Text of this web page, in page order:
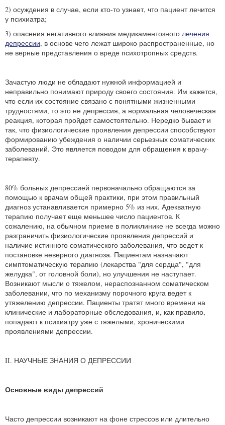
2) осуждения в случае, если кто-то узнает, что пациент лечится
у психиатра;
3) опасения негативного влияния медикаментозного лечения
депрессии, в основе чего лежат широко распространенные, но
не верные представления о вреде психотропных средств.
Зачастую люди не обладают нужной информацией и
неправильно понимают природу своего состояния. Им кажется,
что если их состояние связано с понятными жизненными
трудностями, то это не депрессия, а нормальная человеческая
реакция, которая пройдет самостоятельно. Нередко бывает и
так, что физиологические проявления депрессии способствуют
формированию убеждения о наличии серьезных соматических
заболеваний. Это является поводом для обращения к врачу-
терапевту.
80% больных депрессией первоначально обращаются за
помощью к врачам общей практики, при этом правильный
диагноз устанавливается примерно 5% из них. Адекватную
терапию получает еще меньшее число пациентов. К
сожалению, на обычном приеме в поликлинике не всегда можно
разграничить физиологические проявления депрессий и
наличие истинного соматического заболевания, что ведет к
постановке неверного диагноза. Пациентам назначают
симптоматическую терапию (лекарства "для сердца", "для
желудка", от головной боли), но улучшения не наступает.
Возникают мысли о тяжелом, нераспознанном соматическом
заболевании, что по механизму порочного круга ведет к
утяжелению депрессии. Пациенты тратят много времени на
клинические и лабораторные обследования, и, как правило,
попадают к психиатру уже с тяжелыми, хроническими
проявлениями депрессии.
II. НАУЧНЫЕ ЗНАНИЯ О ДЕПРЕССИИ
Основные виды депрессий
Часто депрессии возникают на фоне стрессов или длительно